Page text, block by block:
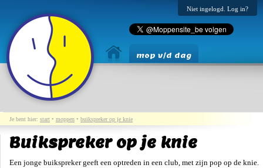
Niet ingelogd. Log in?
mop v/d dag
Je bent hier: start • moppen • buikspreker op je knie
Buikspreker op je knie
Een jonge buikspreker geeft een optreden in een club, met zijn pop op de knie.